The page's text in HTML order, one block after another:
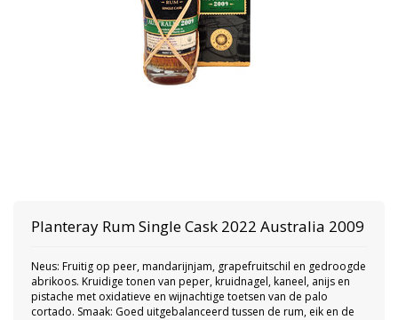
Planteray RumSingle Cask 2022 Australia 2009
Neus: Fruitig op peer, mandarijnjam, grapefruitschil en gedroogde
abrikoos. Kruidige tonen van peper, kruidnagel, kaneel, anijs en
pistache met oxidatieve en wijnachtige toetsen van de palo
cortado. Smaak: Goed uitgebalanceerd tussen de rum, eik en de